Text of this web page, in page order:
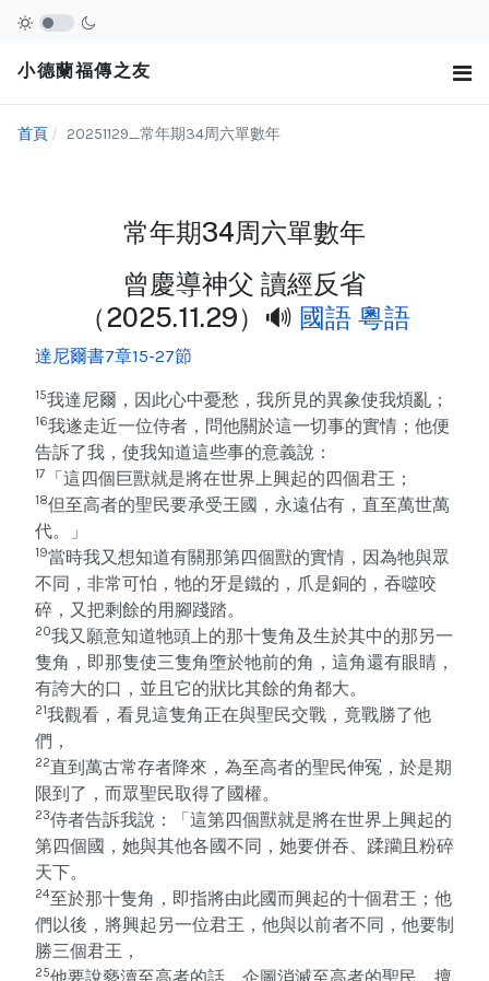
小德蘭福傳之友
首頁 20251129_常年期34周六單數年
常年期34周六單數年
曾慶導神父 讀經反省
（2025.11.29）🔊 國語 粵語
達尼爾書7章15-27節
15我達尼爾，因此心中憂愁，我所見的異象使我煩亂；
16我遂走近一位侍者，問他關於這一切事的實情；他便
告訴了我，使我知道這些事的意義說：
17 「這四個巨獸就是將在世界上興起的四個君王；
18但至高者的聖民要承受王國，永遠佔有，直至萬世萬
代。」
19當時我又想知道有關那第四個獸的實情，因為牠與眾
不同，非常可怕，牠的牙是鐵的，爪是銅的，吞噬咬
碎，又把剩餘的用腳踐踏。
20我又願意知道牠頭上的那十隻角及生於其中的那另一
隻角，即那隻使三隻角墮於牠前的角，這角還有眼睛，
有誇大的口，並且它的狀比其餘的角都大。
21我觀看，看見這隻角正在與聖民交戰，竟戰勝了他
們，
22直到萬古常存者降來，為至高者的聖民伸冤，於是期
限到了，而眾聖民取得了國權。
23侍者告訴我說：「這第四個獸就是將在世界上興起的
第四個國，她與其他各國不同，她要併吞、蹂躪且粉碎
天下。
24至於那十隻角，即指將由此國而興起的十個君王；他
們以後，將興起另一位君王，他與以前者不同，他要制
勝三個君王，
25